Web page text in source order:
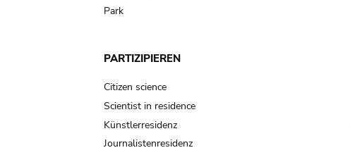
Park
PARTIZIPIEREN
Citizen science
Scientist in residence
Künstlerresidenz
Journalistenresidenz